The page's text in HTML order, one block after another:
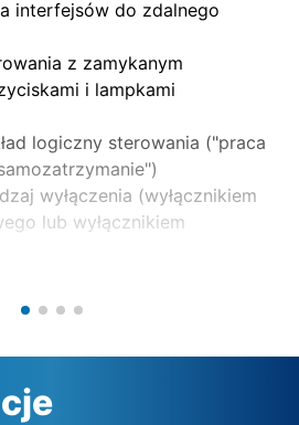
interfejsów do zdalnego
z zamykanym
i lampkami
logiczny sterowania ("praca
wyłączenia (wyłącznikiem
lub wyłącznikiem
montażu na uchwycie
(opcja)
24 VDC (opcja)